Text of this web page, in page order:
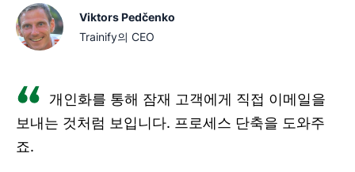
Viktors Pedčenko
Trainify의 CEO
개인화를 통해 잠재 고객에게 직접 이메일을
보내는 것처럼 보입니다. 프로세스 단축을 도와주
죠.